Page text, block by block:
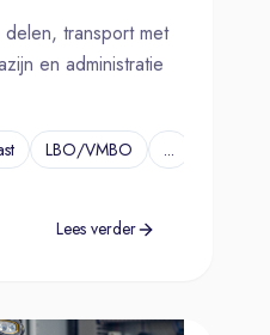
transport met
en administratie
LBO/VMBO ...
Lees verder